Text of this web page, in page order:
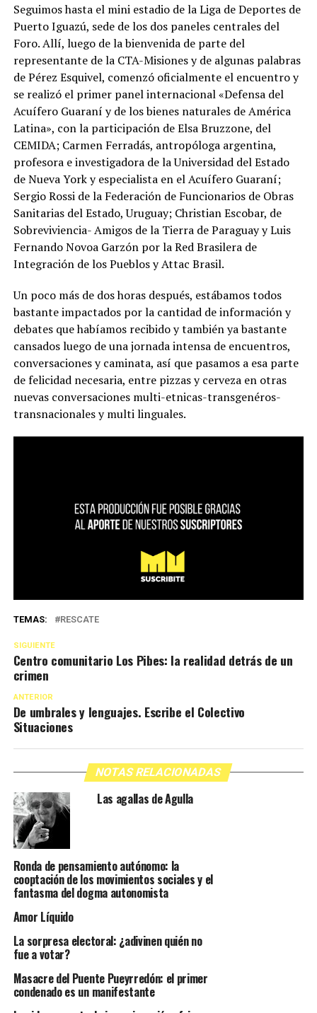
Seguimos hasta el mini estadio de la Liga de Deportes de
Puerto Iguazú, sede de los dos paneles centrales del
Foro. Allí, luego de la bienvenida de parte del
representante de la CTA-Misiones y de algunas palabras
de Pérez Esquivel, comenzó oficialmente el encuentro y
se realizó el primer panel internacional «Defensa del
Acuífero Guaraní y de los bienes naturales de América
Latina», con la participación de Elsa Bruzzone, del
CEMIDA; Carmen Ferradás, antropóloga argentina,
profesora e investigadora de la Universidad del Estado
de Nueva York y especialista en el Acuífero Guaraní;
Sergio Rossi de la Federación de Funcionarios de Obras
Sanitarias del Estado, Uruguay; Christian Escobar, de
Sobreviviencia- Amigos de la Tierra de Paraguay y Luis
Fernando Novoa Garzón por la Red Brasilera de
Integración de los Pueblos y Attac Brasil.
Un poco más de dos horas después, estábamos todos
bastante impactados por la cantidad de información y
debates que habíamos recibido y también ya bastante
cansados luego de una jornada intensa de encuentros,
conversaciones y caminata, así que pasamos a esa parte
de felicidad necesaria, entre pizzas y cerveza en otras
nuevas conversaciones multi-etnicas-transgenéros-
transnacionales y multi linguales.
TEMAS: RESCATE
SIGUIENTE
Centro comunitario Los Pibes: la realidad detrás de un
crimen
ANTERIOR
De umbrales y lenguajes. Escribe el Colectivo
Situaciones
NOTAS RELACIONADAS
Las agallas de Agulla
Ronda de pensamiento autónomo: la
cooptación de los movimientos sociales y el
fantasma del dogma autonomista
Amor Líquido
La sorpresa electoral: ¿adivinen quién no
fue a votar?
Masacre del Puente Pueyrredón: el primer
condenado es un manifestante